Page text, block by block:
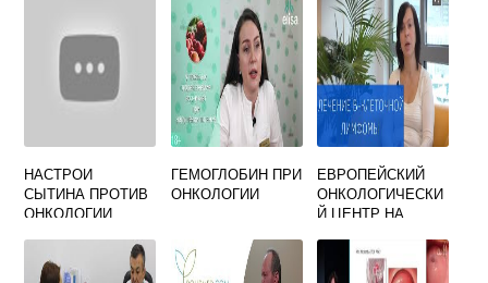
НАСТРОИ
СЫТИНА ПРОТИВ
ОНКОЛОГИИ
ГЕМОГЛОБИН ПРИ
ОНКОЛОГИИ
ЕВРОПЕЙСКИЙ
ОНКОЛОГИЧЕСКИ
Й ЦЕНТР НА
ОТЗЫВЫ